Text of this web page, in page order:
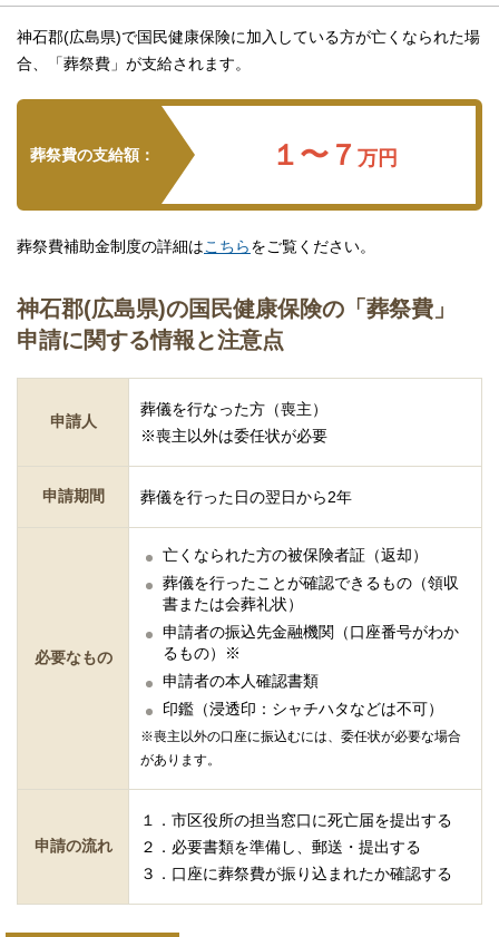
神石郡(広島県)で国民健康保険に加入している方が亡くなられた場
合、「葬祭費」が支給されます。
葬祭費の支給額： １〜７万円
葬祭費補助金制度の詳細はこちらをご覧ください。
神石郡(広島県)の国民健康保険の「葬祭費」
申請に関する情報と注意点
申請人
葬儀を行なった方（喪主）
※喪主以外は委任状が必要
申請期間 葬儀を行った日の翌日から2年
必要なもの
亡くなられた方の被保険者証（返却）
葬儀を行ったことが確認できるもの（領収
書または会葬礼状）
申請者の振込先金融機関（口座番号がわか
るもの）※
申請者の本人確認書類
印鑑（浸透印：シャチハタなどは不可）
※喪主以外の口座に振込むには、委任状が必要な場合
があります。
申請の流れ
１．市区役所の担当窓口に死亡届を提出する
２．必要書類を準備し、郵送・提出する
３．口座に葬祭費が振り込まれたか確認する